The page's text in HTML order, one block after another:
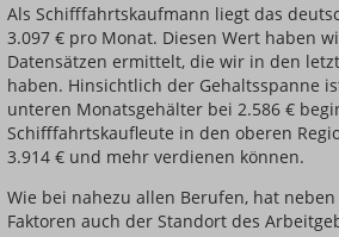
Als Schifffahrtskaufmann liegt das
3.097 € pro Monat. Diesen Wert haben
Datensätzen ermittelt, die wir in den
haben. Hinsichtlich der Gehaltsspanne
unteren Monatsgehälter bei 2.586 €
Schifffahrtskaufleute in den oberen
3.914 € und mehr verdienen können.
Wie bei nahezu allen Berufen, hat
Faktoren auch der Standort des